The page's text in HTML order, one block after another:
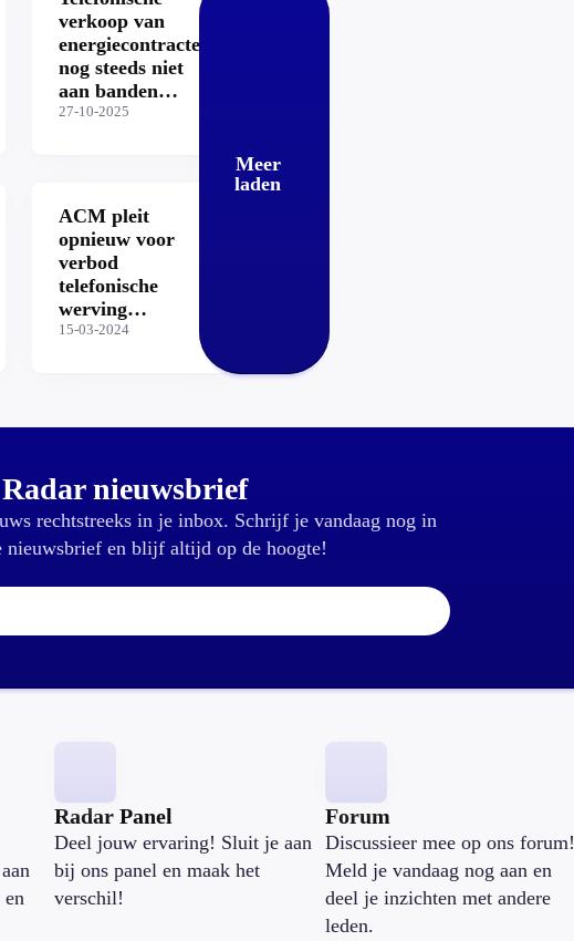
verkoop van
energiecontracten
nog steeds niet
aan banden
gelegd
27-10-2025
ACM pleit
opnieuw voor
verbod
telefonische
werving
energiecontracten
15-03-2024
Meer
laden
Radar nieuwsbrief
rechtstreeks in je inbox. Schrijf je vandaag nog in
nieuwsbrief en blijf altijd op de hoogte!
E-mailadres:
en
Radar Panel
Deel jouw ervaring! Sluit je aan
bij ons panel en maak het
verschil!
Forum
Discussieer mee op ons forum!
Meld je vandaag nog aan en
deel je inzichten met andere
leden.